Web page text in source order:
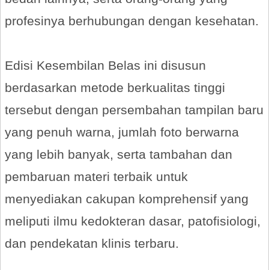
profesinya berhubungan dengan kesehatan.
Edisi Kesembilan Belas ini disusun
berdasarkan metode berkualitas tinggi
tersebut dengan persembahan tampilan baru
yang penuh warna, jumlah foto berwarna
yang lebih banyak, serta tambahan dan
pembaruan materi terbaik untuk
menyediakan cakupan komprehensif yang
meliputi ilmu kedokteran dasar, patofisiologi,
dan pendekatan klinis terbaru.